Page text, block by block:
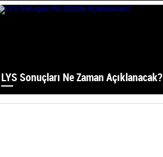
LYS Sonuçları Ne Zaman Açıklanacak?